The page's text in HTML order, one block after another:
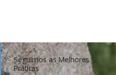
Seguimos as Melhores
Práticas